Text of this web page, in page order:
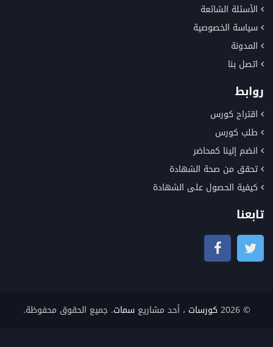
الأسئلة الشائعة
سياسة الخصوصية
المدونة
اتصل بنا
روابط
اقتراح كورس
طلب كورس
انضم إلينا كمحاضر
تحقق من صحة الشهادة
كيفية الحصول على الشهادة
تابعنا
© 2026 كورسات ، أحد مشاريعسمات. جميع الحقوق محفوظة.